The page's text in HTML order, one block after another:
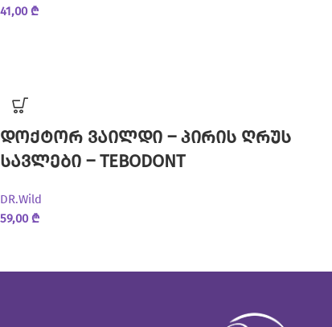
41,00₾
დოქტორ ვაილდი – პირის ღრუს
სავლები – TEBODONT
DR.Wild
59,00₾